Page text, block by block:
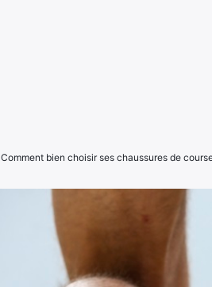
Comment bien choisir ses chaussures de